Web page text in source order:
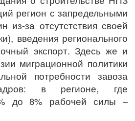
регион с запредельными
из-за отсутстствия своей
введения регионального
экспорт. Здесь же и
миграционной политики
потребности завоза
в регионе, где
до 8% рабочей силы –